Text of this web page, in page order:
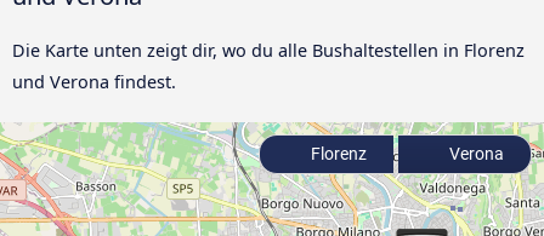
Die Karte unten zeigt dir, wo du alle Bushaltestellen in Florenz
und Verona findest.
Florenz Verona